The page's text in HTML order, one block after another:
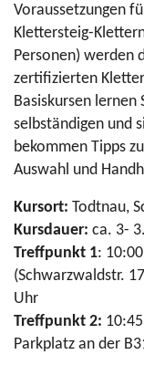
Voraussetzungen
Klettersteig-
Personen) werden
zertifizierten
Basiskursen lernen
selbständigen und
bekommen Tipps
Auswahl und
Kursort: Todtnau,
Kursdauer: ca. 3-
Treffpunkt 1:
(Schwarzwaldstr.
Uhr
Treffpunkt 2:
Parkplatz an der